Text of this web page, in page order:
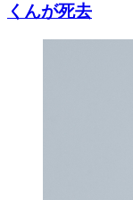
くんが死去